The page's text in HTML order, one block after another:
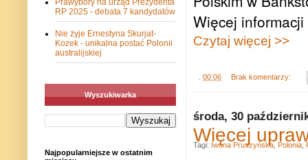
Więcej
Czytaj więcej >>
00:06 Brak komentarzy:
środa, 30
Więcej
Tagi: Iwona Pruszyńska Polonia
Prawybory na urząd Prezydenta
RP 2025 - debata 7 kandydatów
Nie żyje Ernestyna Skurjat-
Kozek - unikalna postać Polonii
australijskiej
Wyszukiwarka
Najpopularniejsze w ostatnim